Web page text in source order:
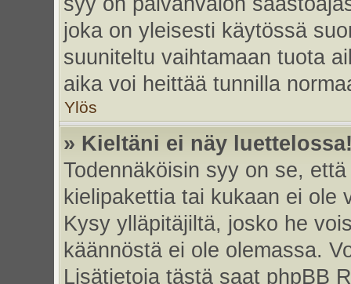
joka on yleisesti käytössä
suuniteltu vaihtamaan tuota
aika voi heittää tunnilla
Ylös
» Kieltäni ei näy
Todennäköisin syy on se,
kielipakettia tai kukaan ei ole
Kysy ylläpitäjiltä, josko he
käännöstä ei ole olemassa.
Lisätietoja tästä saat phpBB